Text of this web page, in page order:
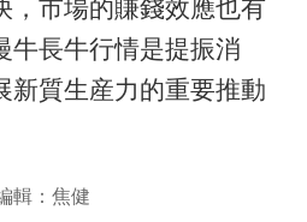
，市場的賺錢效應也有
牛長牛行情是提振消
新質生産力的重要推動
輯：焦健